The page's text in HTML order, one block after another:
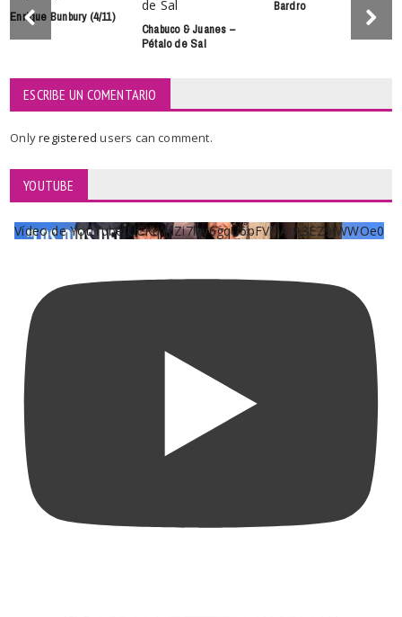
Enrique Bunbury (4/11)
Chabuco & Juanes –
Pétalo de Sal
Bardro
ESCRIBE UN COMENTARIO
Onlyregisteredusers can comment.
YOUTUBE
Vídeo de YouTube UCKqYjiZi7lzy6gqU6pFVFiA_A3EZ9JWWOe0